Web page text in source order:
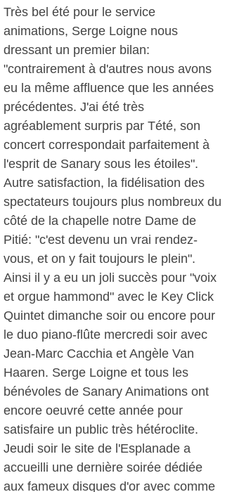
Très bel été pour le service
animations, Serge Loigne nous
dressant un premier bilan:
"contrairement à d'autres nous avons
eu la même affluence que les années
précédentes. J'ai été très
agréablement surpris par Tété, son
concert correspondait parfaitement à
l'esprit de Sanary sous les étoiles".
Autre satisfaction, la fidélisation des
spectateurs toujours plus nombreux du
côté de la chapelle notre Dame de
Pitié: "c'est devenu un vrai rendez-
vous, et on y fait toujours le plein".
Ainsi il y a eu un joli succès pour "voix
et orgue hammond" avec le Key Click
Quintet dimanche soir ou encore pour
le duo piano-flûte mercredi soir avec
Jean-Marc Cacchia et Angèle Van
Haaren. Serge Loigne et tous les
bénévoles de Sanary Animations ont
encore oeuvré cette année pour
satisfaire un public très hétéroclite.
Jeudi soir le site de l'Esplanade a
accueilli une dernière soirée dédiée
aux fameux disques d'or avec comme